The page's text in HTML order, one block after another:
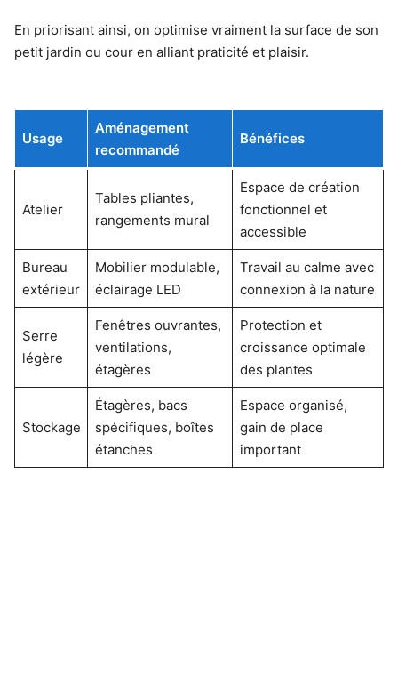
En priorisant ainsi, on optimise vraiment la surface de son
petit jardin ou cour en alliant praticité et plaisir.
Usage
Aménagement
recommandé
Bénéfices
Atelier
Tables pliantes,
rangements mural
Espace de création
fonctionnel et
accessible
Bureau
extérieur
Mobilier modulable,
éclairage LED
Travail au calme avec
connexion à la nature
Serre
légère
Fenêtres ouvrantes,
ventilations,
étagères
Protection et
croissance optimale
des plantes
Stockage
Étagères, bacs
spécifiques, boîtes
étanches
Espace organisé,
gain de place
important